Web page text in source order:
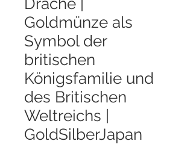
Goldmünze als
Symbol der
britischen
Königsfamilie und
des Britischen
Weltreichs |
GoldSilberJapan